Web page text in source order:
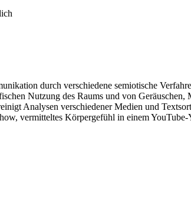
durch verschiedene semiotische
Nutzung des Raums und von
Analysen verschiedener Medien und
vermitteltes Körpergefühl in einem